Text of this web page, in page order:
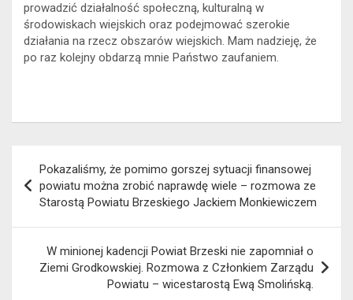
prowadzić działalność społeczną, kulturalną w
środowiskach wiejskich oraz podejmować szerokie
działania na rzecz obszarów wiejskich. Mam nadzieję, że
po raz kolejny obdarzą mnie Państwo zaufaniem.
wpisu
Pokazaliśmy, że pomimo gorszej sytuacji finansowej
powiatu można zrobić naprawdę wiele – rozmowa ze
Starostą Powiatu Brzeskiego Jackiem Monkiewiczem
W minionej kadencji Powiat Brzeski nie zapomniał o
Ziemi Grodkowskiej. Rozmowa z Członkiem Zarządu
Powiatu – wicestarostą Ewą Smolińską.